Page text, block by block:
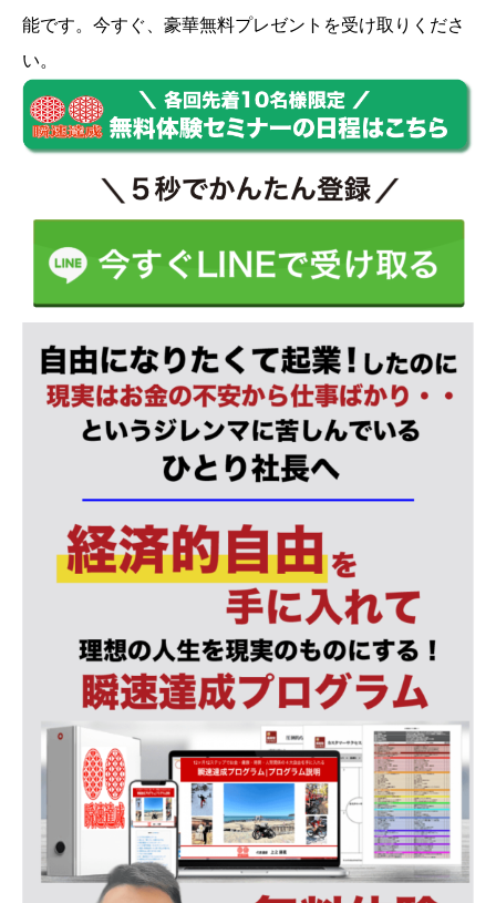
能です。今すぐ、豪華無料プレゼントを受け取りくださ
い。